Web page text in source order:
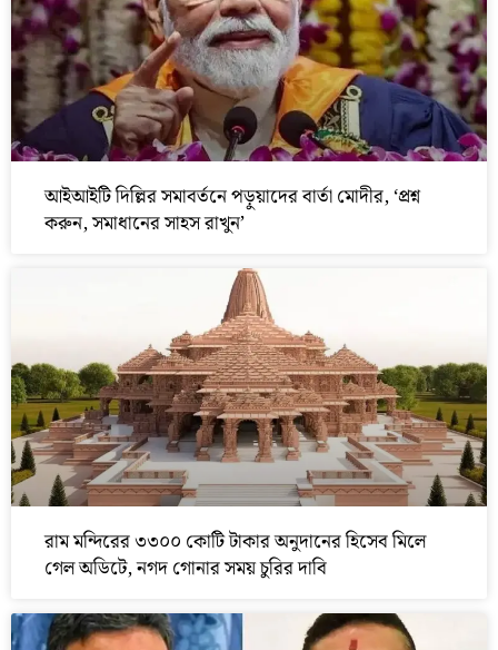
আইআইটি দিল্লির সমাবর্তনে পড়ুয়াদের বার্তা মোদীর, ‘প্রশ্ন
করুন, সমাধানের সাহস রাখুন’
রাম মন্দিরের ৩৩০০ কোটি টাকার অনুদানের হিসেব মিলে
গেল অডিটে, নগদ গোনার সময় চুরির দাবি